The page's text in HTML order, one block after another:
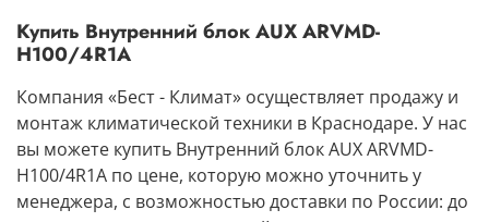
Купить Внутренний блок AUX ARVMD-
H100/4R1A
Компания «Бест - Климат» осуществляет продажу и
монтаж климатической техники в Краснодаре. У нас
вы можете купить Внутренний блок AUX ARVMD-
H100/4R1A по цене, которую можно уточнить у
менеджера, с возможностью доставки по России: до